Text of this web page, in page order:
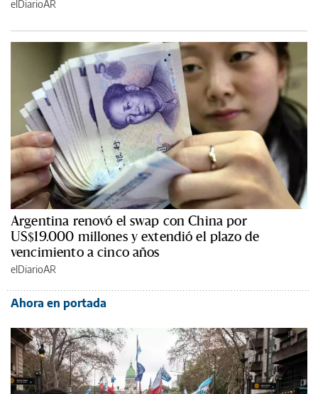
elDiarioAR
Argentina renovó el swap con China por
US$19.000 millones y extendió el plazo de
vencimiento a cinco años
elDiarioAR
Ahora en portada